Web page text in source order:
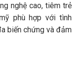
nghệ cao, tiêm trẻ
phù hợp với tình
biến chứng và đảm